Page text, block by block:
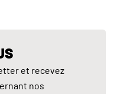
et recevez
nos